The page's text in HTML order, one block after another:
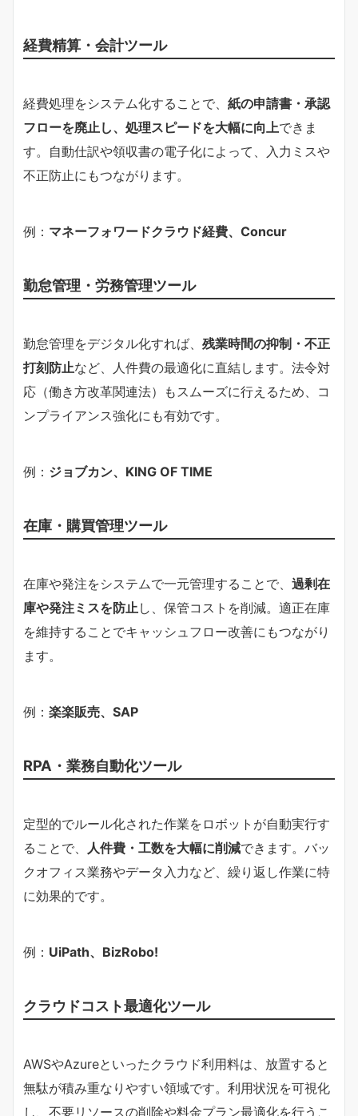
経費精算・会計ツール
経費処理をシステム化することで、 紙の申請書・承認
フローを廃止し、処理スピードを大幅に向上できま
す。自動仕訳や領収書の電子化によって、入力ミスや
不正防止にもつながります。
例： マネーフォワードクラウド経費、Concur
勤怠管理・労務管理ツール
勤怠管理をデジタル化すれば、 残業時間の抑制・不正
打刻防止など、人件費の最適化に直結します。法令対
応（働き方改革関連法）もスムーズに行えるため、コ
ンプライアンス強化にも有効です。
例： ジョブカン、KING OF TIME
在庫・購買管理ツール
在庫や発注をシステムで一元管理することで、 過剰在
庫や発注ミスを防止 し、保管コストを削減。適正在庫
を維持することでキャッシュフロー改善にもつながり
ます。
例： 楽楽販売、SAP
RPA・業務自動化ツール
定型的でルール化された作業をロボットが自動実行す
ることで、
人件費・工数を大幅に削減できます。バッ
クオフィス業務やデータ入力など、繰り返し作業に特
に効果的です。
例： UiPath、BizRobo!
クラウドコスト最適化ツール
AWSやAzureといったクラウド利用料は、放置すると
無駄が積み重なりやすい領域です。利用状況を可視化
し、不要リソースの削除や料金プラン最適化を行うこ